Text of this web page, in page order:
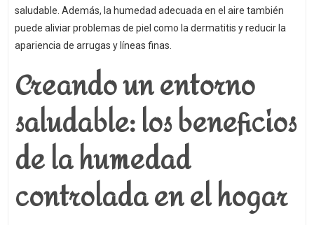
saludable. Además, la humedad adecuada en el aire también
puede aliviar problemas de piel como la dermatitis y reducir la
apariencia de arrugas y líneas finas.
Creando un entorno
saludable: los beneficios
de la humedad
controlada en el hogar